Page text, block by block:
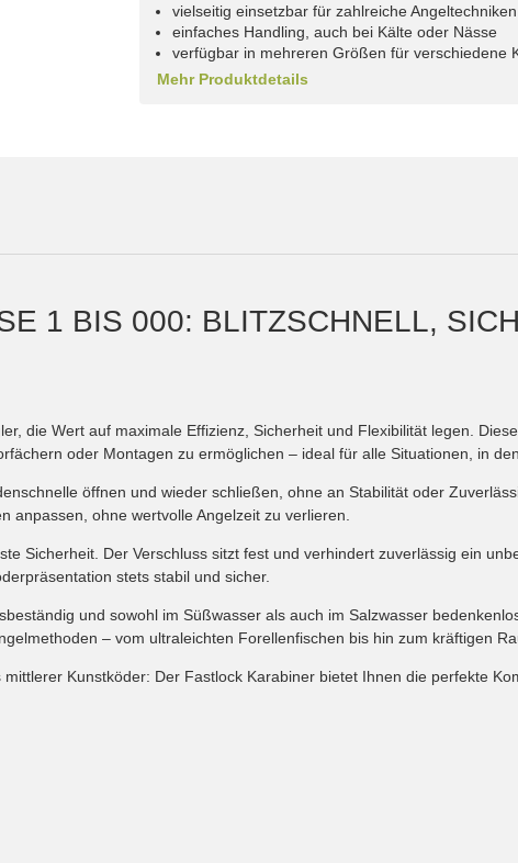
vielseitig einsetzbar für zahlreiche Angeltechniken
einfaches Handling, auch bei Kälte oder Nässe
verfügbar in mehreren Größen für verschiedene
Mehr Produktdetails
1 BIS 000: BLITZSCHNELL,
die Wert auf maximale Effizienz, Sicherheit und Flexibilität legen.
oder Montagen zu ermöglichen – ideal für alle Situationen, in
öffnen und wieder schließen, ohne an Stabilität oder
ohne wertvolle Angelzeit zu verlieren.
Sicherheit. Der Verschluss sitzt fest und verhindert zuverlässig ein
stets stabil und sicher.
und sowohl im Süßwasser als auch im Salzwasser
– vom ultraleichten Forellenfischen bis hin zum kräftigen
Kunstköder: Der Fastlock Karabiner bietet Ihnen die perfekte